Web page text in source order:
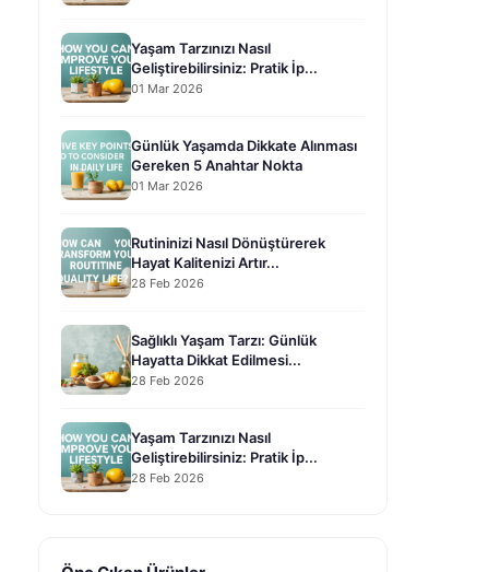
Yaşam Tarzınızı Nasıl
Geliştirebilirsiniz: Pratik İp...
01 Mar 2026
Günlük Yaşamda Dikkate Alınması
Gereken 5 Anahtar Nokta
01 Mar 2026
Rutininizi Nasıl Dönüştürerek
Hayat Kalitenizi Artır...
28 Feb 2026
Sağlıklı Yaşam Tarzı: Günlük
Hayatta Dikkat Edilmesi...
28 Feb 2026
Yaşam Tarzınızı Nasıl
Geliştirebilirsiniz: Pratik İp...
28 Feb 2026